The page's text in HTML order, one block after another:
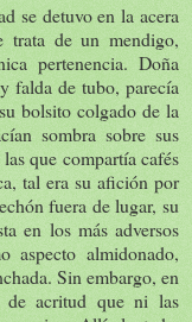
se detuvo en la acera
trata de un mendigo,
pertenencia. Doña
falda de tubo, parecía
bolsito colgado de la
sombra sobre sus
que compartía cafés
tal era su afición por
fuera de lugar, su
en los más adversos
almidonado,
Sin embargo, en
de acritud que ni las